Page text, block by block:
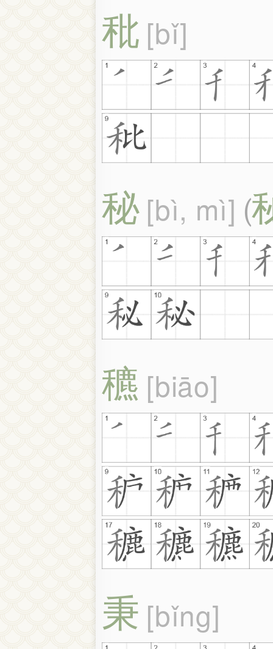
秕 bǐ
秘 bì, mì (
穮 biāo
秉 bǐng